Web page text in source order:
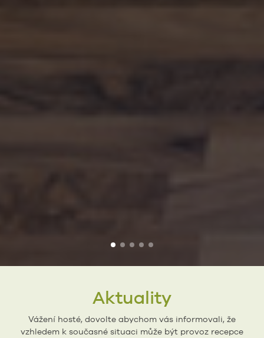
Aktuality
Vážení hosté, dovolte abychom vás informovali, že
vzhledem k současné situaci může být provoz recepce